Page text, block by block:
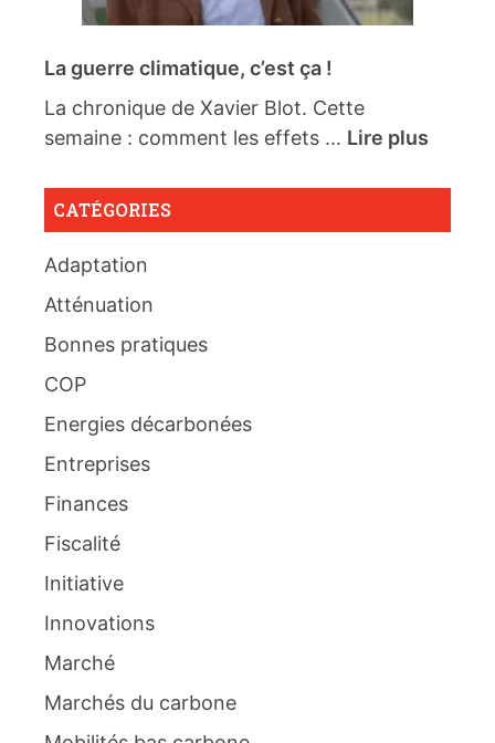
La guerre climatique, c’est ça !
La chronique de Xavier Blot. Cette
semaine : comment les effets ... Lire plus
CATÉGORIES
Adaptation
Atténuation
Bonnes pratiques
COP
Energies décarbonées
Entreprises
Finances
Fiscalité
Initiative
Innovations
Marché
Marchés du carbone